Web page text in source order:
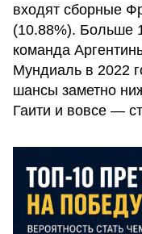
входят сборные
(10.88%). Больше
команда
Мундиаль в 2022
шансы заметно
Гаити и вовсе —